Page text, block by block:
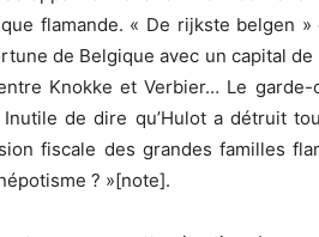
flamande. « De rijkste belgen
de Belgique avec un capital
Knokke et Verbier… Le
de dire qu’Hulot a détruit
fiscale des grandes familles
? »[note].